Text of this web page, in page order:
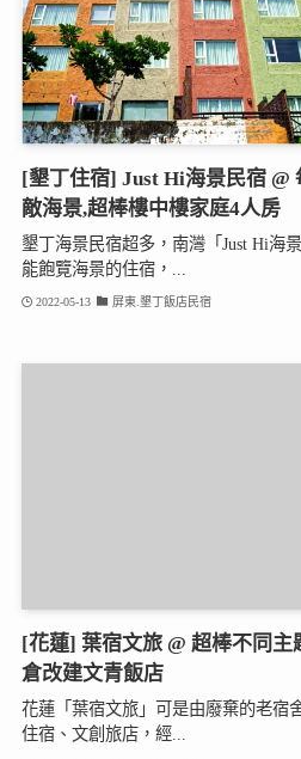
[墾丁住宿] Just Hi海景民宿 @
敵海景,超棒樓中樓家庭4人房
墾丁海景民宿超多，南灣「Just Hi海
能飽覽海景的住宿，...
2022-05-13 屏東.墾丁飯店民宿
[花蓮] 葉宿文旅 @ 超棒不同
倉改建文青飯店
花蓮「葉宿文旅」可是由廢棄的老宿
住宿、文創旅店，經...